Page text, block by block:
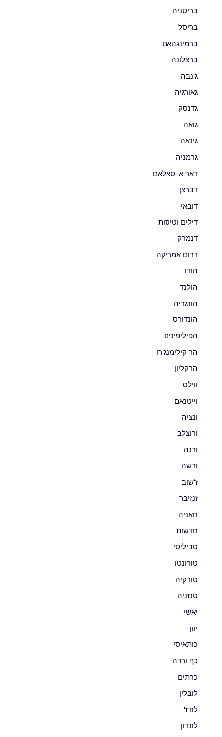
בריטניה
בריסל
ברמינגהאם
ברצלונה
ג'נבה
גאורגיה
גדנסק
גואה
גינאה
גרמניה
דאר א-סאלאם
דברצן
דובאי
דילים וטיסות
דנמרק
דרום אמריקה
הודו
הולנד
הונגריה
הונדורס
הפיליפינים
הר קילימנג'רו
הרקליון
ווילס
וייטנאם
ונציה
ורוצלב
ורנה
ורשה
ז'שוב
זנזיבר
חאניה
חדשות
טביליסי
טורונטו
טורקיה
טנזניה
יאשי
יוון
כותאיסי
כף ורדה
כרתים
לובלין
לודז'
לונדון